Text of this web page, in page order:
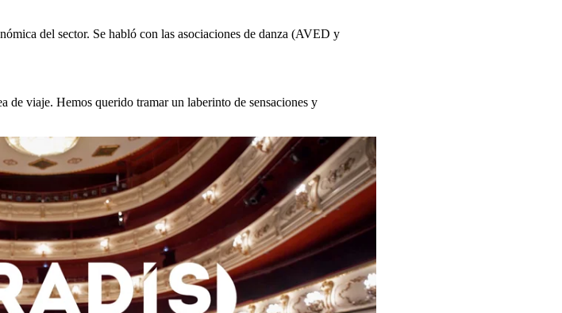
del sector. Se habló con las asociaciones de danza (AVED y
de viaje. Hemos querido tramar un laberinto de sensaciones y